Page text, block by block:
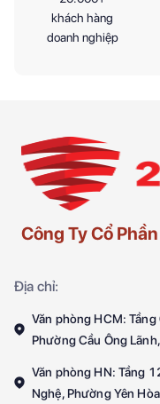
khách hàng
doanh nghiệp
Công Ty Cổ
Địa chỉ:
Văn phòng HCM:
Phường Cầu Ông
Văn phòng HN: Tầng
Nghệ, Phường Yên